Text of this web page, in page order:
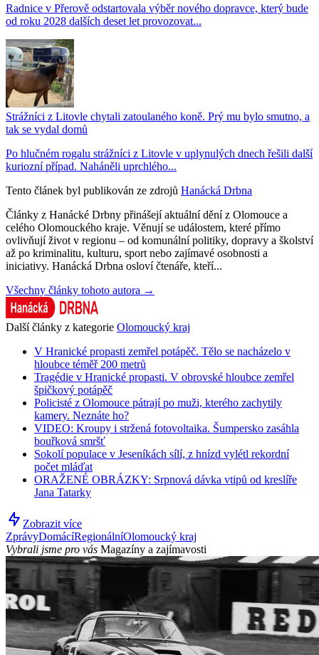
Radnice v Přerově odstartovala výběr nového dopravce, který bude
od roku 2028 dalších deset let provozovat...
Strážníci z Litovle chytali zatoulaného koně. Prý mu bylo smutno, a
tak se vydal domů
Po hlučném rogalu strážníci z Litovle v uplynulých dnech řešili další
kuriozní případ. Naháněli uprchlého...
Tento článek byl publikován ze zdrojů Hanácká Drbna
Články z Hanácké Drbny přinášejí aktuální dění z Olomouce a
celého Olomouckého kraje. Věnují se událostem, které přímo
ovlivňují život v regionu – od komunální politiky, dopravy a školství
až po kriminalitu, kulturu, sport nebo zajímavé osobnosti a
iniciativy. Hanácká Drbna osloví čtenáře, kteří...
Všechny články tohoto autora →
Další články z kategorie Olomoucký kraj
V Hranické propasti zemřel potápěč. Tělo se nacházelo v
hloubce téměř 200 metrů
Tragédie v Hranické propasti. V obrovské hloubce zemřel
špičkový potápěč
Policisté z Olomouce pátrají po muži, kterého zachytily
kamery. Neznáte ho?
VIDEO: Kroupy i stržená fotovoltaika. Šumpersko zasáhla
bouřková smršť
Sokolí populace v Jeseníkách sílí, z hnízd vylétl rekordní
počet mláďat
ORAŽENÉ OBRÁZKY: Srpnová dávka vtipů od kreslíře
Jana Tatarky
Zobrazit více
ZprávyDomácíRegionálníOlomoucký kraj
Vybrali jsme pro vás Magazíny a zajímavosti